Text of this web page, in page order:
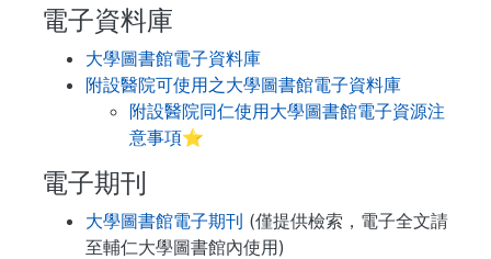
電子資料庫
大學圖書館電子資料庫
附設醫院可使用之大學圖書館電子資料庫
附設醫院同仁使用大學圖書館電子資源注
意事項⭐
電子期刊
大學圖書館電子期刊 (僅提供檢索，電子全文請
至輔仁大學圖書館內使用)